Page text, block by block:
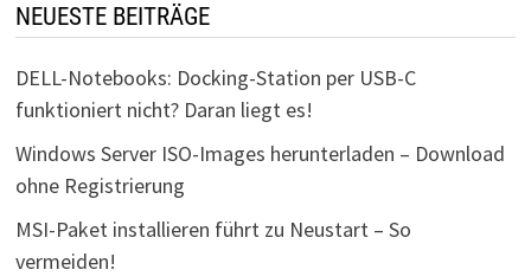
NEUESTE BEITRÄGE
DELL-Notebooks: Docking-Station per USB-C
funktioniert nicht? Daran liegt es!
Windows Server ISO-Images herunterladen – Download
ohne Registrierung
MSI-Paket installieren führt zu Neustart – So
vermeiden!